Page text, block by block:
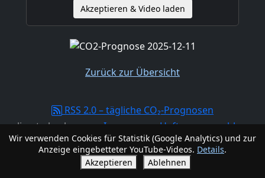
Akzeptieren & Video laden
Zurück zur Übersicht
RSS 2.0 – tägliche CO₂-Prognosen
climate-hacks.com -Impressum, Haftungsausschluss,
Datenschutzerklärung
Wir verwenden Cookies für Statistik (Google Analytics) und zur
Anzeige eingebetteter YouTube-Videos. Details.
Akzeptieren
Ablehnen